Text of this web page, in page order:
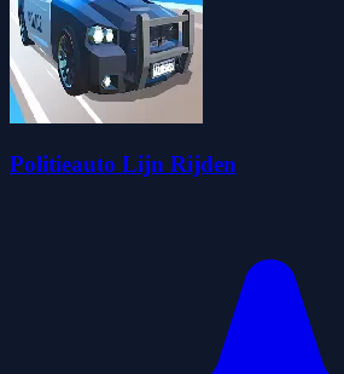
Politieauto Lijn Rijden